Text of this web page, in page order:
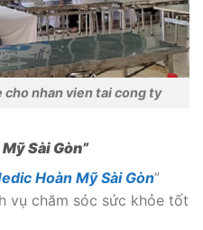
cho nhan vien tai cong ty
Sài Gòn”
Hoàn Mỹ Sài Gòn”
vụ chăm sóc sức khỏe tốt